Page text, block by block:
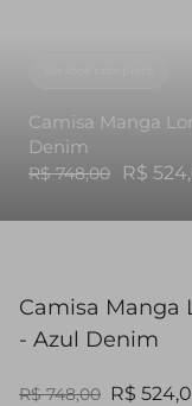
Camisa Manga
Denim
R$ 748,00 R$
Camisa Manga
- Azul Denim
R$ 748,00 R$